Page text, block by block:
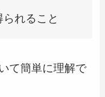
れること
て簡単に理解で